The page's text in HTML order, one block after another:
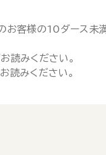
お客様の10ダース未
読みください。
読みください。